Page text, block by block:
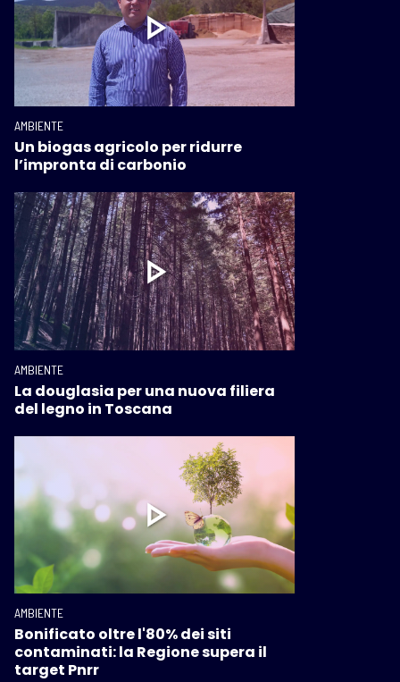
AMBIENTE
Un biogas agricolo per ridurre
l’impronta di carbonio
AMBIENTE
La douglasia per una nuova filiera
del legno in Toscana
AMBIENTE
Bonificato oltre l'80% dei siti
contaminati: la Regione supera il
target Pnrr